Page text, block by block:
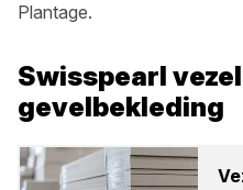
Plantage.
Swisspearl
gevelbekleding